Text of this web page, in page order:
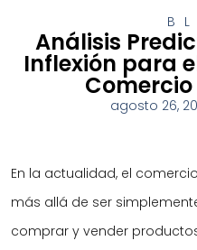
Análisis
Inflexión para
agosto 26,
En la actualidad, el
más allá de ser
comprar y vender